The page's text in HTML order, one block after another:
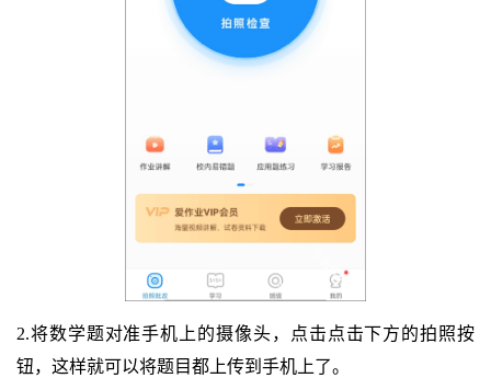
2.将数学题对准手机上的摄像头，点击点击下方的拍照按
钮，这样就可以将题目都上传到手机上了。